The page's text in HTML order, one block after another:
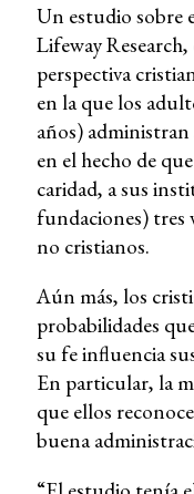
Un estudio sobre
Lifeway
perspectiva
en la que los
años)
en el hecho de
caridad, a sus
fundaciones) tres
no cristianos.
Aún más, los
probabilidades
su fe influencia
En particular, la
que ellos
buena